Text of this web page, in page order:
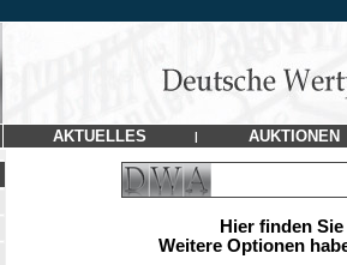
AKTUELLES | AUKTIONEN
Hier finden
Weitere Optionen